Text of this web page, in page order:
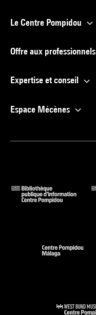
Le Centre Pompidou
Offre aux professionnels
Expertise et conseil
Espace Mécènes